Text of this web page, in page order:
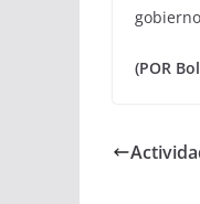
(POR